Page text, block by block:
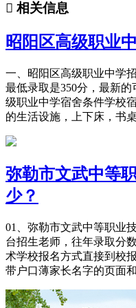
 相关信息
昭阳区高级职业
一、昭阳区高级职业中学
最低录取是350分，最新
级职业中学宿舍条件学校
的生活设施，上下床，书
弥勒市文武中等
少？
01、弥勒市文武中等职业
台招生老师，往年录取分
术学校报名方式直接到校
带户口薄家长名字的页面